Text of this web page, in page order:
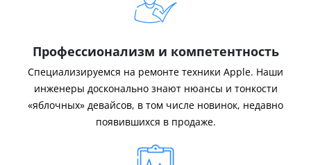
Профессионализм и компетентность
Специализируемся на ремонте техники Apple. Наши
инженеры досконально знают нюансы и тонкости
«яблочных» девайсов, в том числе новинок, недавно
появившихся в продаже.